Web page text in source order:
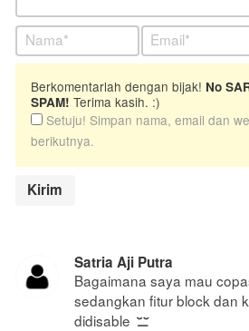
Berkomentarlah dengan bijak! No
SPAM! Terima kasih. :)
Setuju! Simpan nama, email dan
berikutnya.
Satria Aji Putra
Bagaimana saya mau
sedangkan fitur block dan
didisable